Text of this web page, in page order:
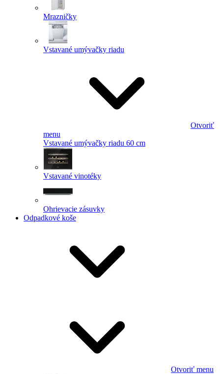
Mrazničky
Vstavané umývačky riadu
Otvoriť
menu
Vstavané umývačky riadu 60 cm
Vstavané vinotéky
Ohrievacie zásuvky
Odpadkové koše
Otvoriť menu